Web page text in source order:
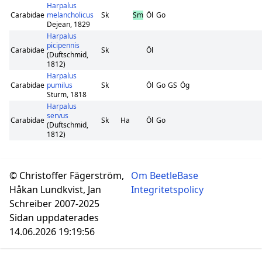
Carabidae
Harpalus
melancholicus
Dejean, 1829
Sk Sm Öl Go
Carabidae
Harpalus
picipennis
(Duftschmid,
1812)
Sk Öl
Carabidae
Harpalus
pumilus
Sturm, 1818
Sk Öl Go GS Ög
Carabidae
Harpalus
servus
(Duftschmid,
1812)
Sk Ha Öl Go
© Christoffer Fägerström,
Håkan Lundkvist, Jan
Schreiber 2007-2025
Sidan uppdaterades
14.06.2026 19:19:56
Om BeetleBase
Integritetspolicy